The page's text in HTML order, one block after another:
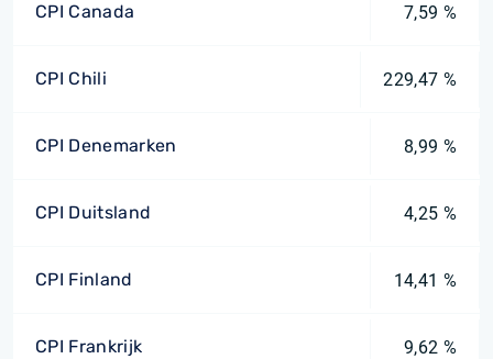
CPI Canada 7,59 %
CPI Chili 229,47 %
CPI Denemarken 8,99 %
CPI Duitsland 4,25 %
CPI Finland 14,41 %
CPI Frankrijk 9,62 %